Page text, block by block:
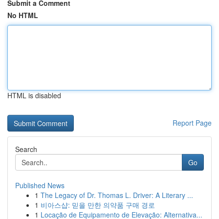
Submit a Comment
No HTML
HTML is disabled
Report Page
Search
Go
Published News
1 The Legacy of Dr. Thomas L. Driver: A Literary ...
1 비아스샵: 믿을 만한 의약품 구매 경로
1 Locação de Equipamento de Elevação: Alternativa...